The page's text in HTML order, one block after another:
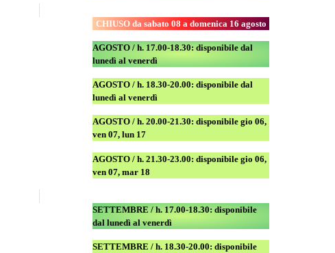
CHIUSO da sabato 08 a domenica 16 agosto
AGOSTO / h. 17.00-18.30: disponibile dal
lunedì al venerdì
AGOSTO / h. 18.30-20.00: disponibile dal
lunedì al venerdì
AGOSTO / h. 20.00-21.30: disponibile gio 06,
ven 07, lun 17
AGOSTO / h. 21.30-23.00:disponibile gio 06,
ven 07, mar 18
SETTEMBRE / h. 17.00-18.30: disponibile
dal lunedì al venerdì
SETTEMBRE / h. 18.30-20.00: disponibile